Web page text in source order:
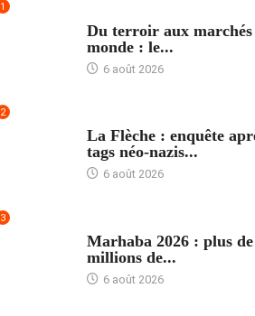
1
Du terroir aux marchés
monde : le...
6 août 2026
2
La Flèche : enquête
tags néo-nazis...
6 août 2026
3
Marhaba 2026 : plus
millions de...
6 août 2026